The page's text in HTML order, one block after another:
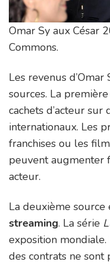
Omar Sy aux César
Commons.
Les revenus
sources. La
cachets d’acteur
internationaux. Les
franchises ou les
peuvent augmenter
acteur.
La deuxième source
streaming. La série
exposition
des contrats ne sont